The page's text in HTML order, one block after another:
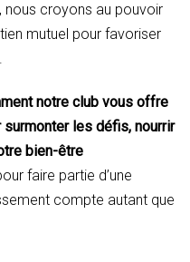
, nous croyons au pouvoir
mutuel pour favoriser
notre club vous offre
les défis, nourrir
bien-être
faire partie d’une
compte autant que